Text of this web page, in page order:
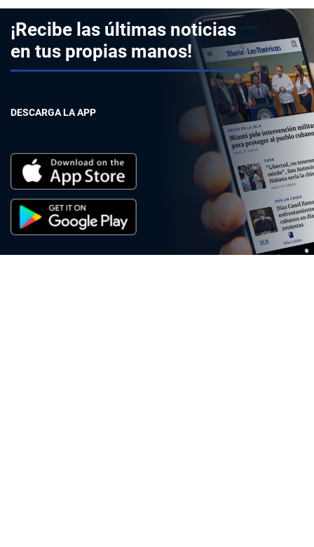
¡Recibe las últimas noticias
en tus propias manos!
DESCARGA LA APP